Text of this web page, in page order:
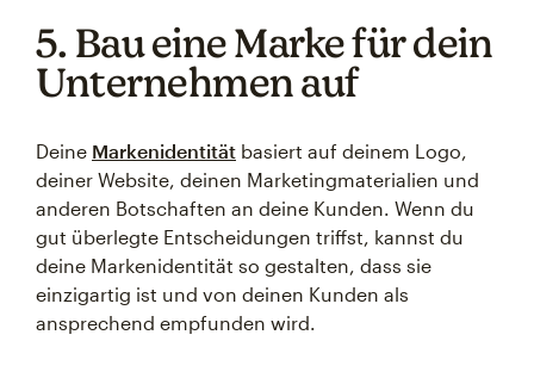
5. Bau eine Marke für dein
Unternehmen auf
Deine Markenidentität basiert auf deinem Logo,
deiner Website, deinen Marketingmaterialien und
anderen Botschaften an deine Kunden. Wenn du
gut überlegte Entscheidungen triffst, kannst du
deine Markenidentität so gestalten, dass sie
einzigartig ist und von deinen Kunden als
ansprechend empfunden wird.